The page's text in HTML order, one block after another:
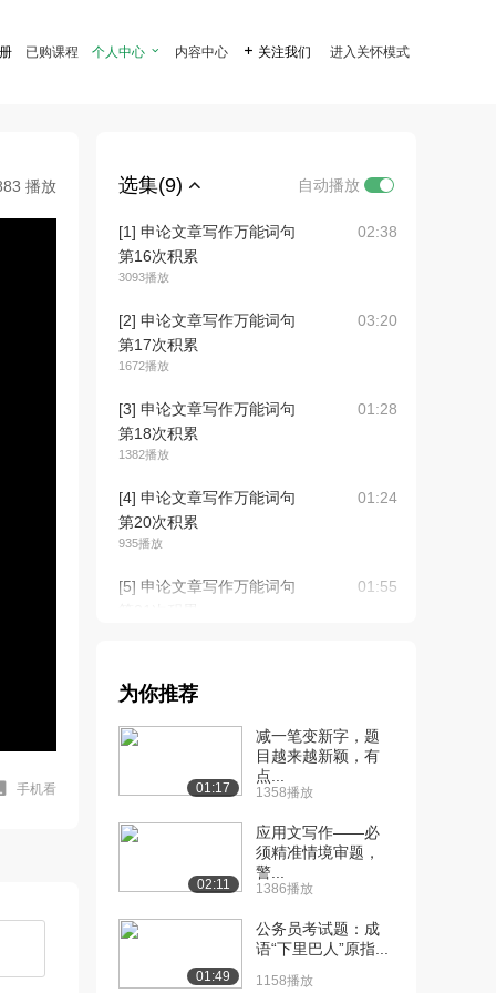
已购课程 个人中心  内容中心  关注我们 进入关怀模式
播放
手机看
选集(9) 自动播放
[1] 申论文章写作万能词句
第16次积累
3093播放
02:38
[2] 申论文章写作万能词句
第17次积累
1672播放
03:20
[3] 申论文章写作万能词句
第18次积累
1382播放
01:28
[4] 申论文章写作万能词句
第20次积累
935播放
01:24
[5] 申论文章写作万能词句
01:55
第22次积累
[7] 申论文章写作万能词句
第23次积累
待播放
[8] 申论文章写作万能词句
第24次积累
01:26
[9] 申论文章写作万能词句
第25次积累
1231播放
01:08
为你推荐
01:17
减一笔变新字，题
目越来越新颖，有
点...
1358播放
02:11
应用文写作——必
须精准情境审题，
警...
1386播放
01:49
公务员考试题：成
语“下里巴人”原指...
1158播放